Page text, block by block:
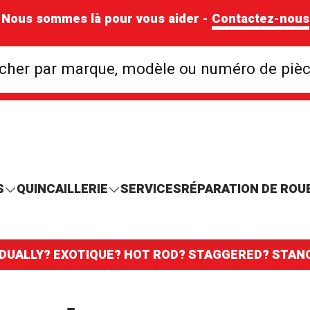
Nous sommes là pour vous aider - Contactez-nous
par marque, modèle ou numéro de
Rechercher par
QUINCAILLERIE SERVICESRÉPARATION DE
EXOTIQUE? HOT ROD? STAGGERED?